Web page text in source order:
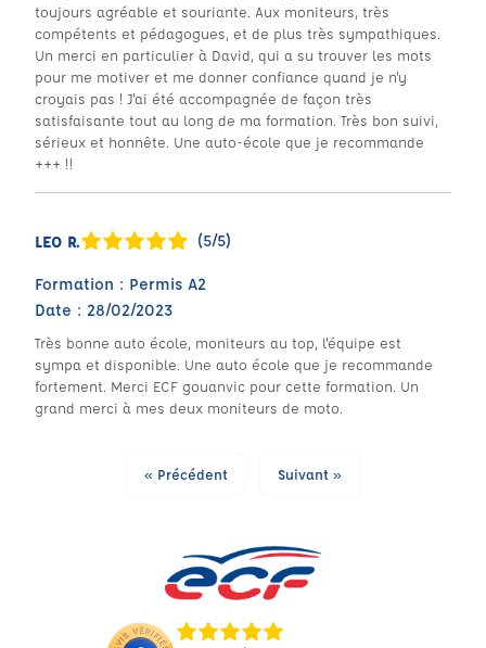
toujours agréable et souriante. Aux moniteurs, très
compétents et pédagogues, et de plus très sympathiques.
Un merci en particulier à David, qui a su trouver les mots
pour me motiver et me donner confiance quand je n'y
croyais pas ! J'ai été accompagnée de façon très
satisfaisante tout au long de ma formation. Très bon suivi,
sérieux et honnête. Une auto-école que je recommande
+++ !!
LEO R. (5/5)
Formation : Permis A2
Date : 28/02/2023
Très bonne auto école, moniteurs au top, l'équipe est
sympa et disponible. Une auto école que je recommande
fortement. Merci ECF gouanvic pour cette formation. Un
grand merci à mes deux moniteurs de moto.
« Précédent Suivant »